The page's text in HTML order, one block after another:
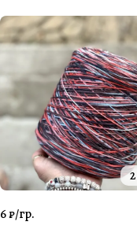
6 ₽/гр.